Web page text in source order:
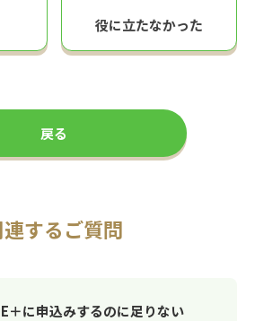
役に立たなかった
戻る
するご質問
＋に申込みするのに足りない